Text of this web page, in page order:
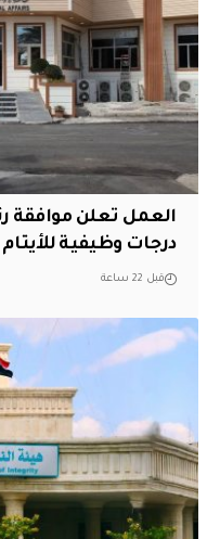
العمل تعلن موافقة
درجات وظيفية للأيتام
قبل 22 ساعة